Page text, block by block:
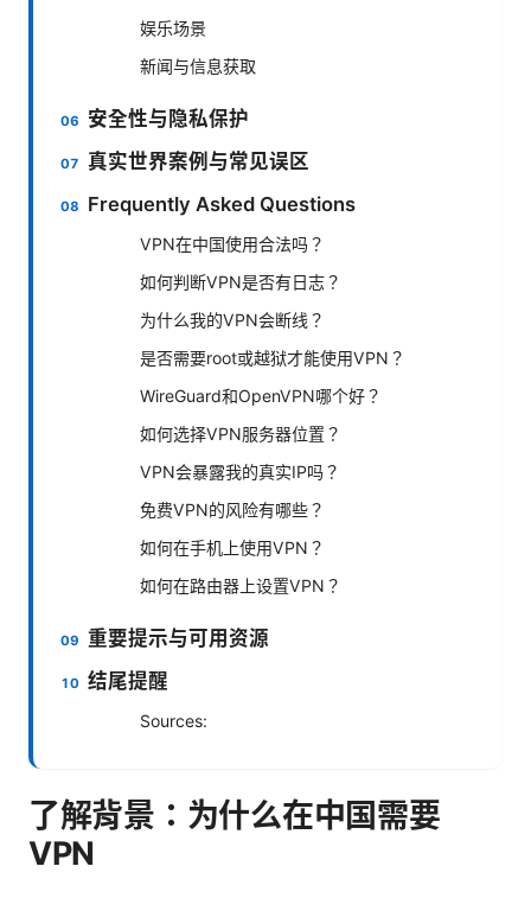
娱乐场景
新闻与信息获取
安全性与隐私保护
真实世界案例与常见误区
Frequently Asked Questions
VPN在中国使用合法吗？
如何判断VPN是否有日志？
为什么我的VPN会断线？
是否需要root或越狱才能使用VPN？
WireGuard和OpenVPN哪个好？
如何选择VPN服务器位置？
VPN会暴露我的真实IP吗？
免费VPN的风险有哪些？
如何在手机上使用VPN？
如何在路由器上设置VPN？
重要提示与可用资源
结尾提醒
Sources:
了解背景：为什么在中国需要
VPN